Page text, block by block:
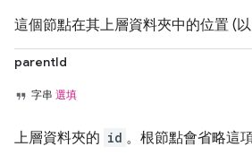
這個節點在其上層資料夾中的位置 (以
parentId
字串 選填
上層資料夾的 id 。根節點會省略這項